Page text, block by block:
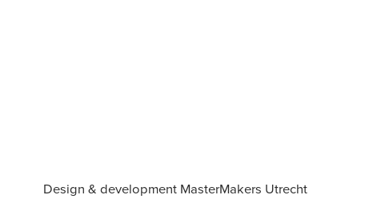
Design & development MasterMakers Utrecht